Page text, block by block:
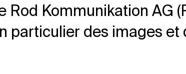
Rod Kommunikation AG
particulier des images